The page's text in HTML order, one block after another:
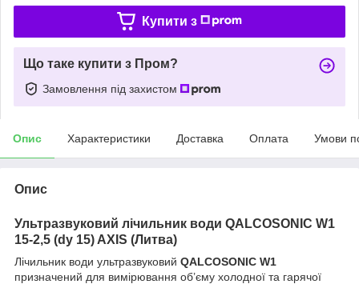
Купити з
Що таке купити з Пром?
Замовлення під захистом
Опис Характеристики Доставка Оплата Умови
Опис
Ультразвуковий лічильник води QALCOSONIC W1
15-2,5 (dy 15) AXIS (Литва)
Лічильник води ультразвуковий QALCOSONIC W1
призначений для вимірювання об’єму холодної та гарячої